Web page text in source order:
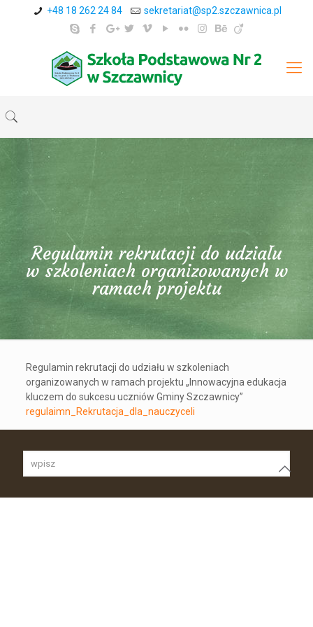
+48 18 262 24 84 sekretariat@sp2.szczawnica.pl
Regulamin rekrutacji do udziału
w szkoleniach organizowanych w
ramach projektu
Regulamin rekrutacji do udziału w szkoleniach
organizowanych w ramach projektu „Innowacyjna edukacja
kluczem do sukcesu uczniów Gminy Szczawnicy”
regulaimn_Rekrutacja_dla_nauczyceli